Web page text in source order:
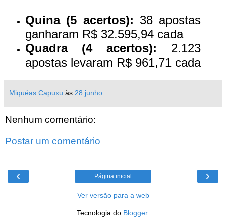
Quina (5 acertos): 38 apostas
ganharam R$ 32.595,94 cada
Quadra (4 acertos): 2.123
apostas levaram R$ 961,71 cada
Miquéas Capuxu às 28 junho
Nenhum comentário:
Postar um comentário
‹ ›
Página inicial
Ver versão para a web
Tecnologia do Blogger.